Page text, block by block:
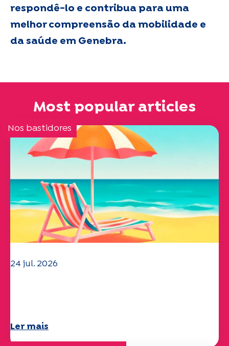
respondê-lo e contribua para uma
melhor compreensão da mobilidade e
da saúde em Genebra.
Most popular articles
Nos bastidores
24 jul. 2026
Ler mais